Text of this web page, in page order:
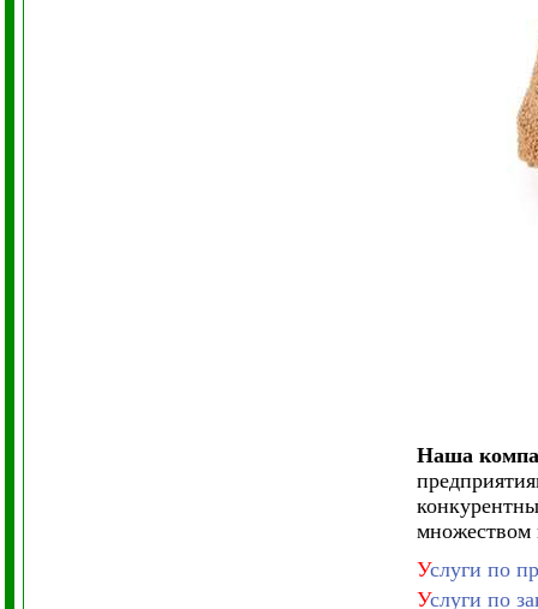
Наша
множеством
Услуги по
Услуги по